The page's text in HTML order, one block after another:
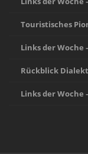
Touristisches
Links der Woche
Rückblick
Links der Woche